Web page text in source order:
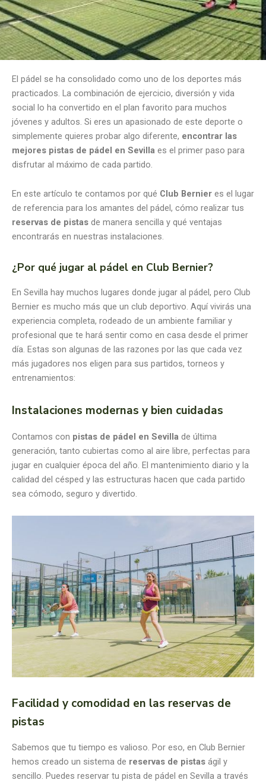
El pádel se ha consolidado como uno de los deportes más
practicados. La combinación de ejercicio, diversión y vida
social lo ha convertido en el plan favorito para muchos
jóvenes y adultos. Si eres un apasionado de este deporte o
simplemente quieres probar algo diferente, encontrar las
mejores pistas de pádel en Sevilla es el primer paso para
disfrutar al máximo de cada partido.
En este artículo te contamos por qué Club Bernier es el lugar
de referencia para los amantes del pádel, cómo realizar tus
reservas de pistas de manera sencilla y qué ventajas
encontrarás en nuestras instalaciones.
¿Por qué jugar al pádel en Club Bernier?
En Sevilla hay muchos lugares donde jugar al pádel, pero Club
Bernier es mucho más que un club deportivo. Aquí vivirás una
experiencia completa, rodeado de un ambiente familiar y
profesional que te hará sentir como en casa desde el primer
día. Estas son algunas de las razones por las que cada vez
más jugadores nos eligen para sus partidos, torneos y
entrenamientos:
Instalaciones modernas y bien cuidadas
Contamos con pistas de pádel en Sevilla de última
generación, tanto cubiertas como al aire libre, perfectas para
jugar en cualquier época del año. El mantenimiento diario y la
calidad del césped y las estructuras hacen que cada partido
sea cómodo, seguro y divertido.
Facilidad y comodidad en las reservas de
pistas
Sabemos que tu tiempo es valioso. Por eso, en Club Bernier
hemos creado un sistema de reservas de pistas ágil y
sencillo. Puedes reservar tu pista de pádel en Sevilla a través